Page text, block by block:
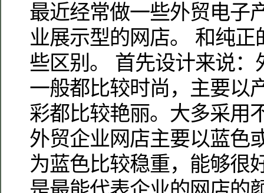
最近经常做一些外贸电子
业展示型的网店。 和纯正
些区别。 首先设计来说：
一般都比较时尚，主要以
彩都比较艳丽。大多采用
外贸企业网店主要以蓝色
为蓝色比较稳重，能够很